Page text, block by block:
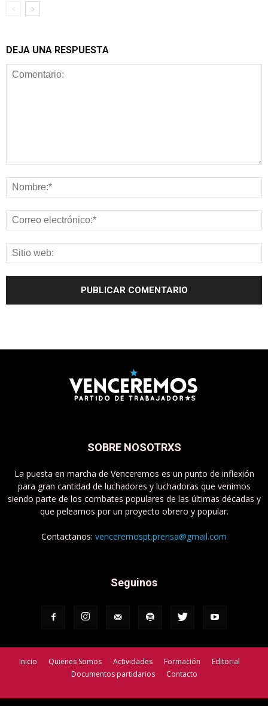
DEJA UNA RESPUESTA
SOBRE NOSOTRXS
La puesta en marcha de Venceremos es un punto de inflexión
para gran cantidad de luchadores y luchadoras que venimos
siendo parte de los combates populares de las últimas décadas y
que peleamos por un proyecto obrero y popular.
Contactanos: venceremospt.prensa@gmail.com
Seguinos
Inicio Quienes Somos Actividades Formación
Editorial
Documentos partidarios
Contacto